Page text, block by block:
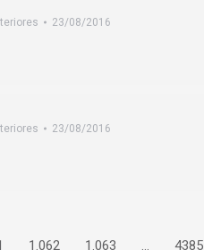
23/08/2016
23/08/2016
1.062 1.063 … 4385